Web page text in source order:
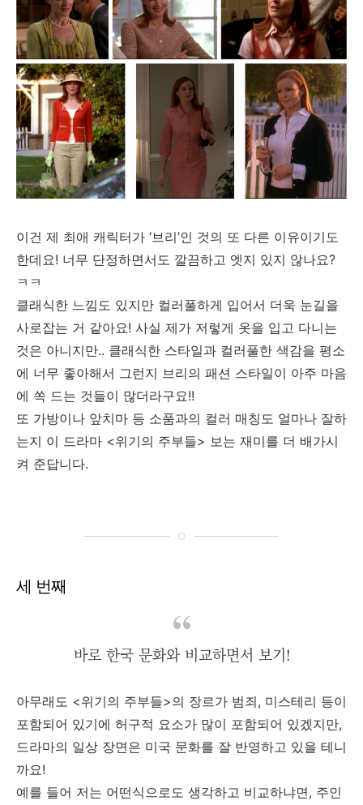
이건 제 최애 캐릭터가 ‘브리’인 것의 또 다른 이유이기도
한데요! 너무 단정하면서도 깔끔하고 엣지 있지 않나요?
ㅋㅋ
클래식한 느낌도 있지만 컬러풀하게 입어서 더욱 눈길을
사로잡는 거 같아요! 사실 제가 저렇게 옷을 입고 다니는
것은 아니지만.. 클래식한 스타일과 컬러풀한 색감을 평소
에 너무 좋아해서 그런지 브리의 패션 스타일이 아주 마음
에 쏙 드는 것들이 많더라구요!!
또 가방이나 앞치마 등 소품과의 컬러 매칭도 얼마나 잘하
는지 이 드라마 <위기의 주부들> 보는 재미를 더 배가시
켜 준답니다.
세 번째
바로 한국 문화와 비교하면서 보기!
아무래도 <위기의 주부들>의 장르가 범죄, 미스테리 등이
포함되어 있기에 허구적 요소가 많이 포함되어 있겠지만,
드라마의 일상 장면은 미국 문화를 잘 반영하고 있을 테니
까요!
예를 들어 저는 어떤식으로도 생각하고 비교하냐면, 주인